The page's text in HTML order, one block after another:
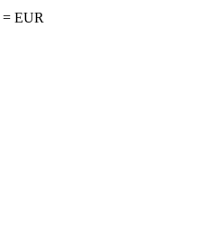
= EUR